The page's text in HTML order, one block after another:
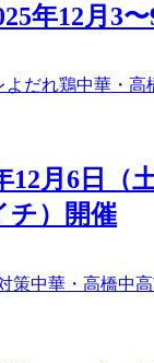
年12月3
よだれ鶏中華・高
12月6日（
チ）開催
策中華・高橋中